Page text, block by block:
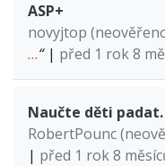
ASP+
novyjtop
…“| před 1 rok 8
Naučte děti
RobertPounc
| před 1 rok 8